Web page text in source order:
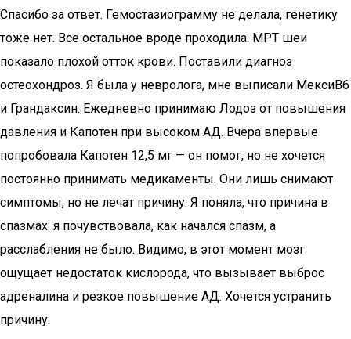
Спасибо за ответ. Гемостазиограмму не делала, генетику
тоже нет. Все остальное вроде проходила. МРТ шеи
показало плохой отток крови. Поставили диагноз
остеохондроз. Я была у невролога, мне выписали МексиВ6
и Грандаксин. Ежедневно принимаю Лодоз от повышения
давления и Капотен при высоком АД. Вчера впервые
попробовала Капотен 12,5 мг — он помог, но не хочется
постоянно принимать медикаменты. Они лишь снимают
симптомы, но не лечат причину. Я поняла, что причина в
спазмах: я почувствовала, как начался спазм, а
расслабления не было. Видимо, в этот момент мозг
ощущает недостаток кислорода, что вызывает выброс
адреналина и резкое повышение АД. Хочется устранить
причину.